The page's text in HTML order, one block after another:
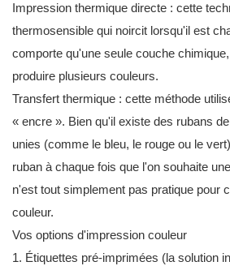
Impression thermique directe : cette
thermosensible qui noircit lorsqu'il est
comporte qu'une seule couche
produire plusieurs couleurs.
Transfert thermique : cette méthode
« encre ». Bien qu'il existe des rubans
unies (comme le bleu, le rouge ou le
ruban à chaque fois que l'on souhaite
n'est tout simplement pas pratique pour
couleur.
Vos options d'impression couleur
1. Étiquettes pré-imprimées (la solution